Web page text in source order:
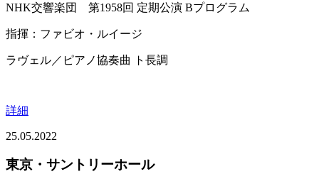
NHK交響楽団 第1958回 定期公演 Bプログラム
指揮：ファビオ・ルイージ
ラヴェル／ピアノ協奏曲 ト長調
詳細
25.05.2022
東京・サントリーホール